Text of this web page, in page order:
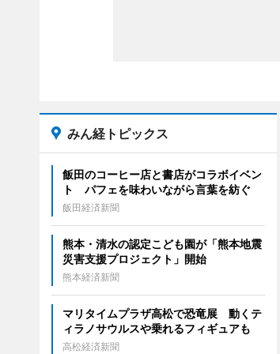
みん経トピックス
飯田のコーヒー店と書店がコラボイベン
ト パフェを味わいながら言葉を紡ぐ
飯田経済新聞
熊本・清水の認定こども園が「熊本地震
災害支援プロジェクト」開始
熊本経済新聞
マリタイムプラザ高松で恐竜展 動くテ
ィラノサウルスや乗れるフィギュアも
高松経済新聞